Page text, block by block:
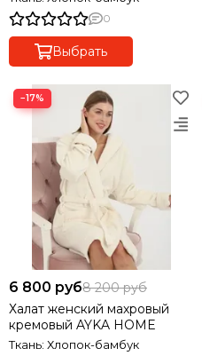
0
Выбрать
−17%
6 800 руб8 200 руб
Халат женский махровый
кремовый AYKA HOME
Ткань: Хлопок-бамбук